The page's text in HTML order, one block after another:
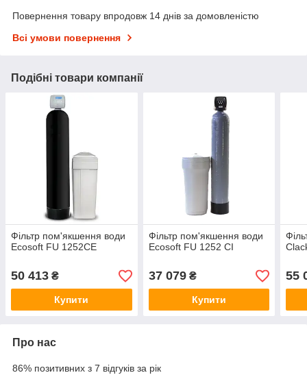
Повернення товару впродовж 14 днів за домовленістю
Всі умови повернення
Подібні товари компанії
Фільтр пом'якшення води
Ecosoft FU 1252CE
50 413 ₴
Купити
Фільтр пом'якшення води
Ecosoft FU 1252 CI
37 079₴
Купити
55
Про нас
86% позитивних з 7 відгуків за рік